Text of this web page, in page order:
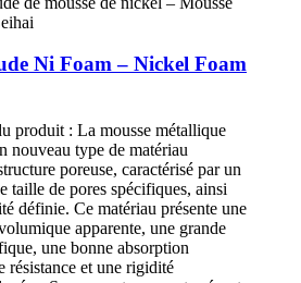
Ni Foam – Nickel Foam
produit : La mousse métallique
nouveau type de matériau
poreuse, caractérisé par un
taille de pores spécifiques, ainsi
définie. Ce matériau présente une
apparente, une grande
une bonne absorption
résistance et une rigidité